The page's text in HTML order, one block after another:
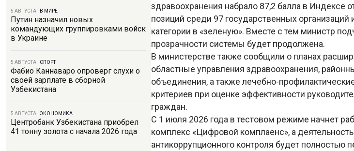
5 АВГУСТА В МИРЕ
Путин назначил новых
командующих группировками войск
в Украине
5 АВГУСТА СПОРТ
Фабио Каннаваро опроверг слухи о
своей зарплате в сборной
Узбекистана
5 АВГУСТА ЭКОНОМИКА
Центробанк Узбекистана приобрел
41 тонну золота с начала 2026 года
здравоохранения набрало 87,2 балла в Индексе
позиций среди 97 государственных
категории в «зеленую». Вместе с тем министр
прозрачности системы будет продолжена.
В министерстве также сообщили о планах
областные управления здравоохранения,
объединения, а также лечебно-
критериев при оценке эффективности
граждан.
С 1 июля 2026 года в тестовом режиме начнет
комплекс «Цифровой комплаенс», а
антикоррупционного контроля будет полностью